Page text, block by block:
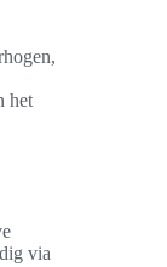
het
via